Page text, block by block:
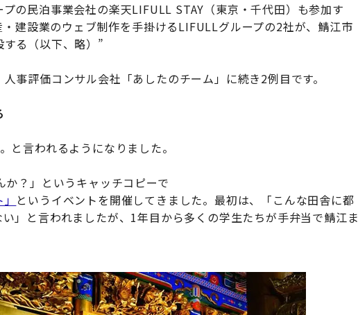
の民泊事業会社の楽天LIFULL STAY（東京・千代田）も参加す
建設業のウェブ制作を手掛けるLIFULLグループの2社が、鯖江市
る（以下、略）”
事評価コンサル会社「あしたのチーム」に続き2例目です。
と言われるようになりました。
？」というキャッチコピーで
というイベントを開催してきました。最初は、「こんな田舎に都
」と言われましたが、1年目から多くの学生たちが手弁当で鯖江ま